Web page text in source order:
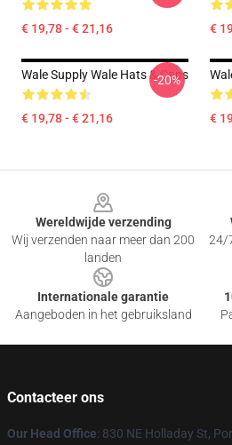
€ 19,78 - € 21,16 €
Wale Supply Wale Hats & Caps
€ 19,78 - € 21,16
-20%
€
Wereldwijde verzending
Wij verzenden naar meer dan 200
landen
24/
Internationale garantie
Aangeboden in het gebruiksland
Contacteer ons
Our Head Office: 830 NE Holladay St,